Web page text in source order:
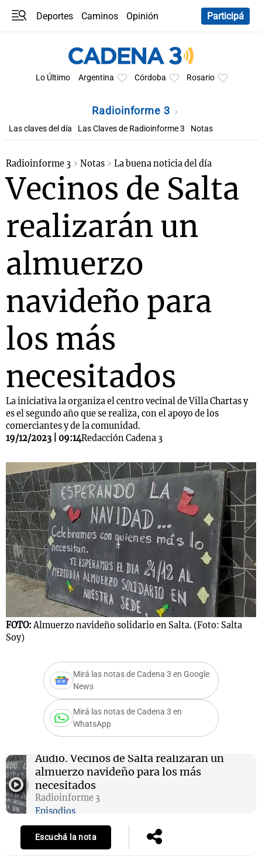
Deportes Caminos
Opinión
Participá
Lo Último Argentina Córdoba Rosario
Radioinforme 3
Las claves del día Las Claves de Radioinforme 3 Notas
Radioinforme 3 Notas La buena noticia del día
Vecinos de Salta
realizarán un
almuerzo
navideño para
los más
necesitados
La iniciativa la organiza el centro vecinal de Villa Chartas y
es el segundo año que se realiza, con el apoyo de los
comerciantes y de la comunidad.
19/12/2023 | 09:14Redacción Cadena 3
FOTO:Almuerzo navideño solidario en Salta. (Foto: Salta
Soy)
Mirá las notas de Cadena 3 en Google
News
Mirá las notas de Cadena 3 en
WhatsApp
Audio. Vecinos de Salta realizarán un
almuerzo navideño para los más
necesitados
Radioinforme 3
Episodios
Escuchá la nota
Notas
Mundial 2026
Notas
La Sole en
Cadena 3